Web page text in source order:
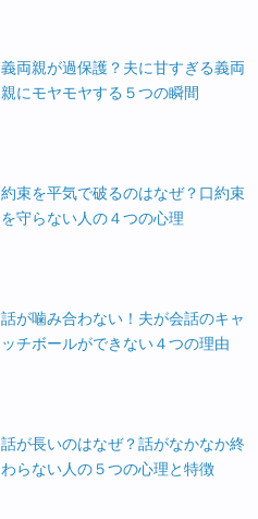
義両親が過保護？夫に甘すぎる義両
親にモヤモヤする５つの瞬間
約束を平気で破るのはなぜ？口約束
を守らない人の４つの心理
話が噛み合わない！夫が会話のキャ
ッチボールができない４つの理由
話が長いのはなぜ？話がなかなか終
わらない人の５つの心理と特徴